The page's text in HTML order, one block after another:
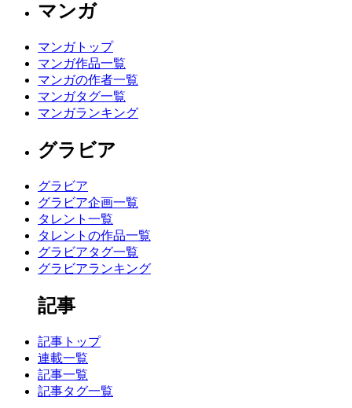
マンガ
マンガトップ
マンガ作品一覧
マンガの作者一覧
マンガタグ一覧
マンガランキング
グラビア
グラビア
グラビア企画一覧
タレント一覧
タレントの作品一覧
グラビアタグ一覧
グラビアランキング
記事
記事トップ
連載一覧
記事一覧
記事タグ一覧